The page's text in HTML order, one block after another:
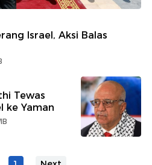
Israel, Aksi Balas
Tewas
ke Yaman